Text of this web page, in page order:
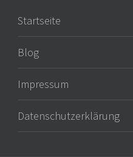
Startseite
Blog
Impressum
Datenschutzerklärung